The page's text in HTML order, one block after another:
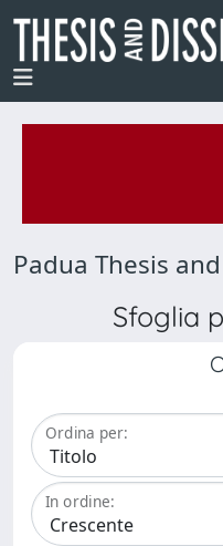
Padua Thesis
Sfoglia
Ordina per:
In ordine: